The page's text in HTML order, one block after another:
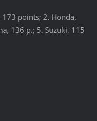
173 points; 2. Honda,
136 p.; 5. Suzuki, 115